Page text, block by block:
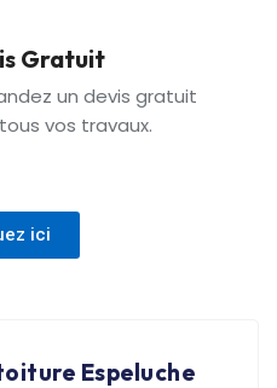
Gratuit
un devis gratuit
vos travaux.
ici
Espeluche